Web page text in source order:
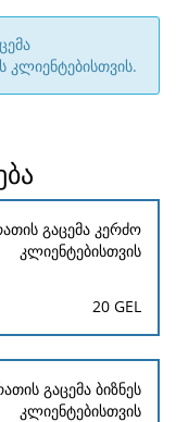
კლიენტებისთვის.
გაცემა კერძო
კლიენტებისთვის
20 GEL
გაცემა ბიზნეს
კლიენტებისთვის